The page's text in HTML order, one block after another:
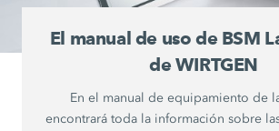
El manual de uso de BSM
de WIRTGEN
En el manual de equipamiento de
encontrará toda la información sobre